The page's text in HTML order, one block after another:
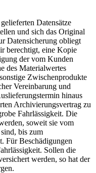
Datensätze
und sich das Original
Datensicherung obliegt
berechtigt, eine Kopie
der vom Kunden
des Materialwertes
Zwischenprodukte
Vereinbarung und
hinaus
Archivierungsvertrag zu
Fahrlässigkeit. Die
soweit sie vom
bis zum
Für Beschädigungen
Sollen die
werden, so hat der